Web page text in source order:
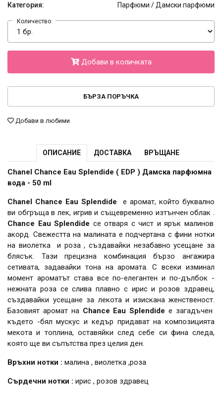
Категория:
Парфюми / Дамски парфюми
Количество
Добави в количката
БЪРЗА ПОРЪЧКА
Добави в любими
ОПИСАНИЕ ДОСТАВКА ВРЪЩАНЕ
Chanel Chance Eau Splendide ( EDP ) Дамска парфюмна
вода - 50 ml
Chanel Chance Eau Splendide
е аромат, който буквално
ви обгръща в лек, игрив и същевременно изтънчен облак .
Chance Eau Splendide се отваря с чист и ярък малинов
акорд. Свежестта на малината е подчертана с фини нотки
на виолетка и роза , създавайки незабавно усещане за
блясък. Тази прецизна комбинация бързо ангажира
сетивата, задавайки тона на аромата. С всеки изминал
момент ароматът става все по-елегантен и по-дълбок -
нежната роза се слива плавно с ирис и розов здравец,
създавайки усещане за лекота и изискана женственост.
Базовият аромат на Chance Eau Splendideе загадъчен
където -бял мускус и кедър придават на композицията
мекота и топлина, оставяйки след себе си фина следа,
която ще ви съпътства през целия ден.
Връхни нотки : малина , виолетка ,роза
Сърдечни нотки : ирис , розов здравец